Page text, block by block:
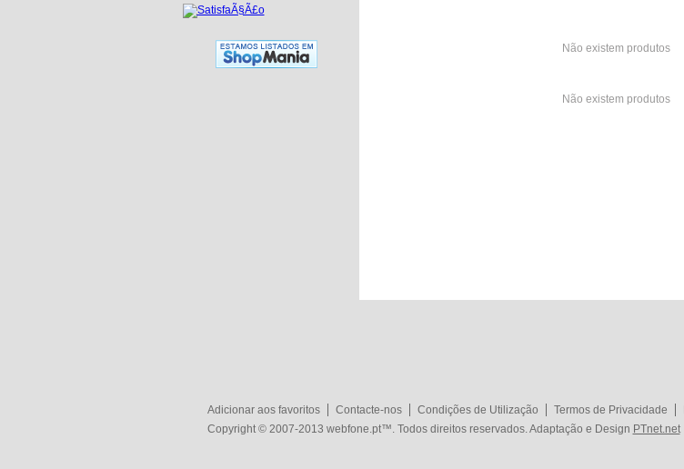
Não existem produtos
Não existem produtos
Adicionar aos favoritos Contacte-nos Condições de Utilização Termos de Privacidade
Copyright © 2007-2013 webfone.pt™. Todos direitos reservados. Adaptação e Design PTnet.net